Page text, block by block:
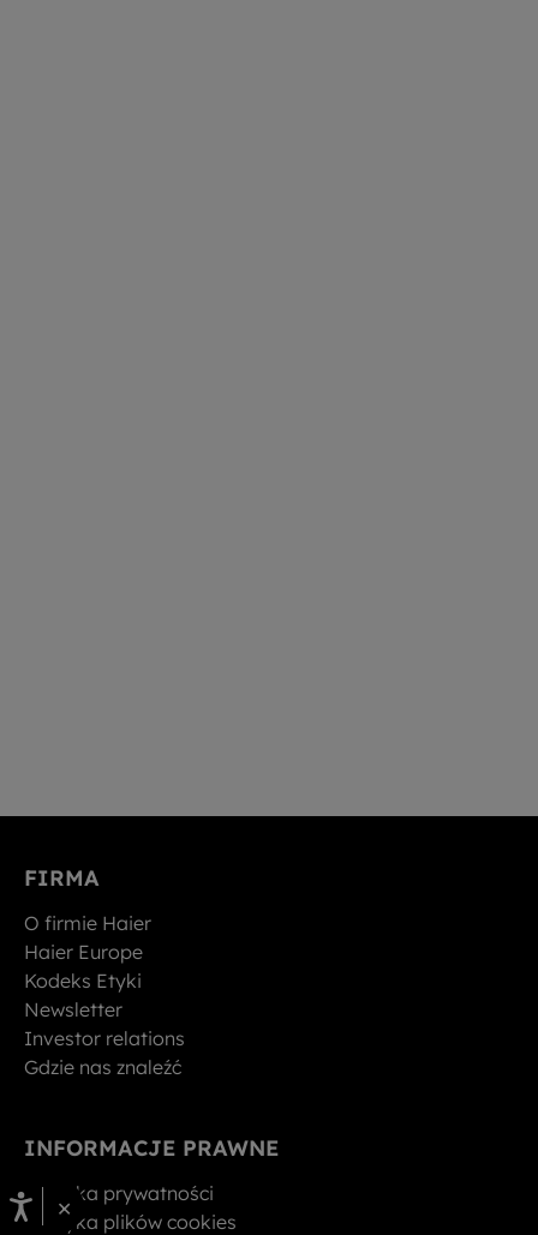
FIRMA
O firmie Haier
Haier Europe
Kodeks Etyki
Newsletter
Investor relations
Gdzie nas znaleźć
INFORMACJE PRAWNE
Polityka prywatności
Polityka plików cookies
×